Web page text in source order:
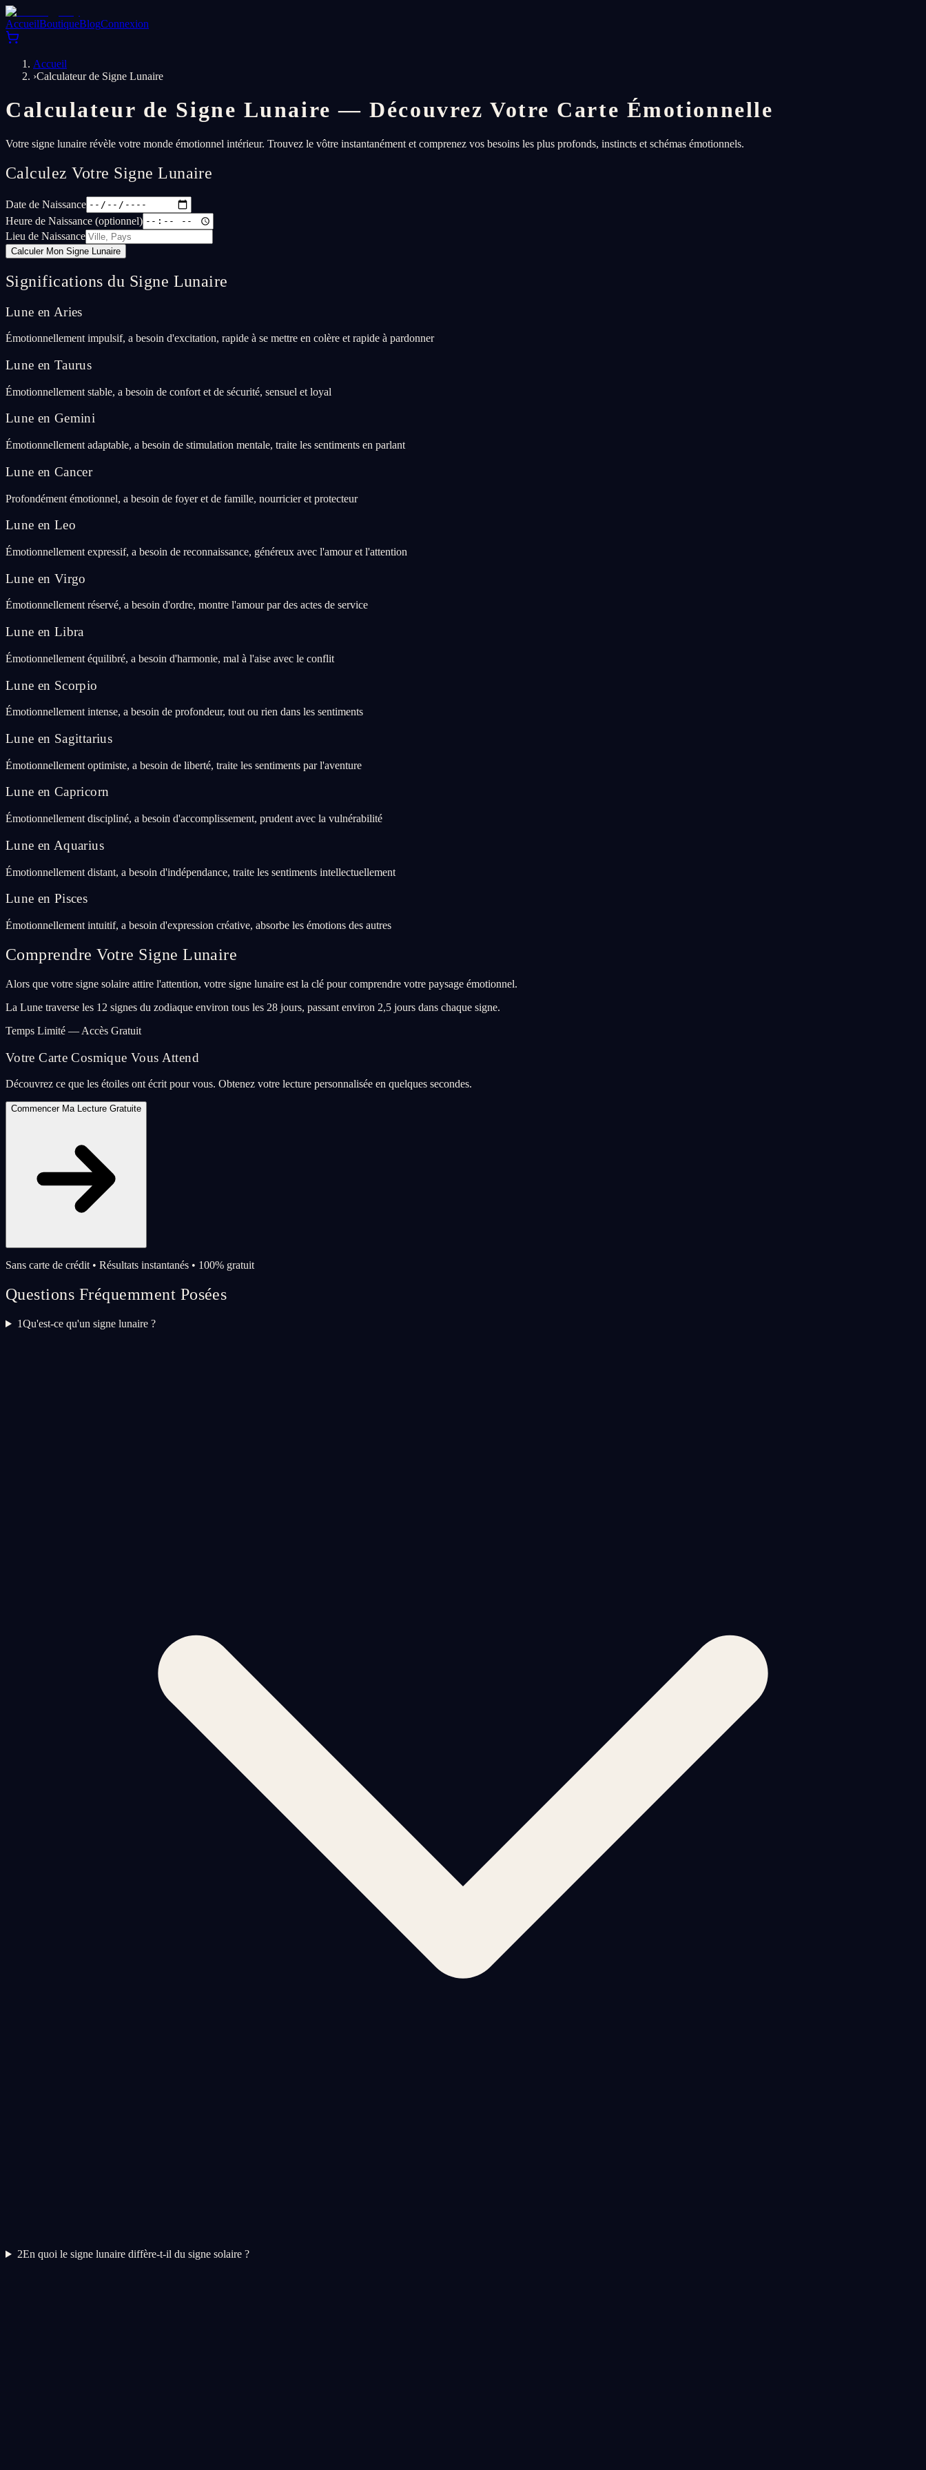
AccueilBoutiqueBlogConnexion
Accueil
›Calculateur de Signe Lunaire
Calculateur de Signe Lunaire — Découvrez Votre Carte Émotionnelle
Votre signe lunaire révèle votre monde émotionnel intérieur. Trouvez le vôtre instantanément et comprenez vos besoins les plus profonds, instincts et schémas émotionnels.
Calculez Votre Signe Lunaire
Date de Naissance
Heure de Naissance (optionnel)
Lieu de Naissance
Calculer Mon Signe Lunaire
Significations du Signe Lunaire
Lune en Aries
Émotionnellement impulsif, a besoin d'excitation, rapide à se mettre en colère et rapide à pardonner
Lune en Taurus
Émotionnellement stable, a besoin de confort et de sécurité, sensuel et loyal
Lune en Gemini
Émotionnellement adaptable, a besoin de stimulation mentale, traite les sentiments en parlant
Lune en Cancer
Profondément émotionnel, a besoin de foyer et de famille, nourricier et protecteur
Lune en Leo
Émotionnellement expressif, a besoin de reconnaissance, généreux avec l'amour et l'attention
Lune en Virgo
Émotionnellement réservé, a besoin d'ordre, montre l'amour par des actes de service
Lune en Libra
Émotionnellement équilibré, a besoin d'harmonie, mal à l'aise avec le conflit
Lune en Scorpio
Émotionnellement intense, a besoin de profondeur, tout ou rien dans les sentiments
Lune en Sagittarius
Émotionnellement optimiste, a besoin de liberté, traite les sentiments par l'aventure
Lune en Capricorn
Émotionnellement discipliné, a besoin d'accomplissement, prudent avec la vulnérabilité
Lune en Aquarius
Émotionnellement distant, a besoin d'indépendance, traite les sentiments intellectuellement
Lune en Pisces
Émotionnellement intuitif, a besoin d'expression créative, absorbe les émotions des autres
Comprendre Votre Signe Lunaire
Alors que votre signe solaire attire l'attention, votre signe lunaire est la clé pour comprendre votre paysage émotionnel.
La Lune traverse les 12 signes du zodiaque environ tous les 28 jours, passant environ 2,5 jours dans chaque signe.
Temps Limité — Accès Gratuit
Votre Carte Cosmique Vous Attend
Découvrez ce que les étoiles ont écrit pour vous. Obtenez votre lecture personnalisée en quelques secondes.
Commencer Ma Lecture Gratuite
Sans carte de crédit • Résultats instantanés • 100% gratuit
Questions Fréquemment Posées
1Qu'est-ce qu'un signe lunaire ?
2En quoi le signe lunaire diffère-t-il du signe solaire ?